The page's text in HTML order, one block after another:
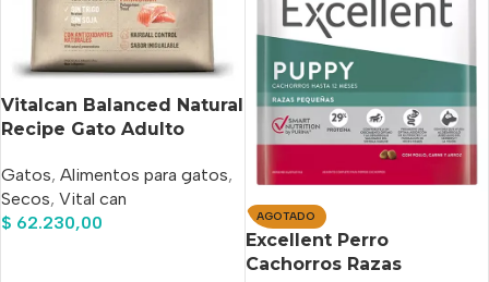
Vitalcan Balanced Natural
Recipe Gato Adulto
Gatos, Alimentos para gatos,
Secos, Vital can
$ 62.230,00 AGOTADO
Excellent Perro
Cachorros Razas